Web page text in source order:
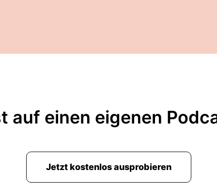
auf einen eigenen
Jetzt kostenlos ausprobieren